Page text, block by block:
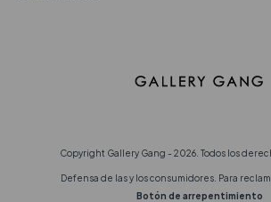
Copyright Gallery Gang - 2026. Todos los
Defensa de las y los consumidores. Para
Botón de arrepentimiento